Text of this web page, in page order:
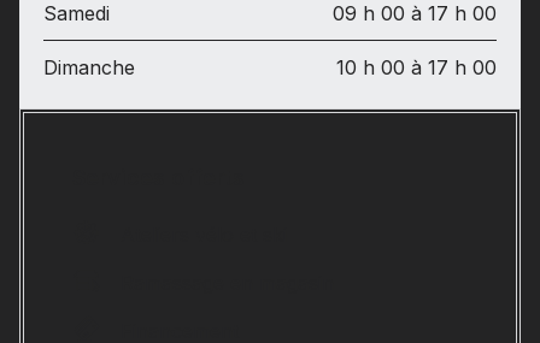
Samedi 09 h 00 à 17 h 00
Dimanche 10 h 00 à 17 h 00